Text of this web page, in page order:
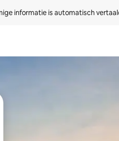
informatie is automatisch